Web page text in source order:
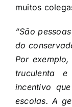
muitos
“São
do
Por
truculenta
incentivo
escolas. A